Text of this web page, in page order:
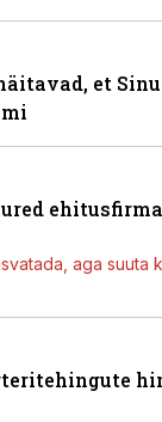
et
aga suuta